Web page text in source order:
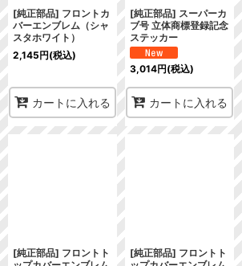
[純正部品] フロントカ
バーエンブレム（シャ
スタホワイト）
2,145円(税込)
カートに入れる
[純正部品] スーパーカ
ブ号 立体商標登録記念
ステッカー
3,014円(税込)
カートに入れる
[純正部品] フロントト
[純正部品] フロントト